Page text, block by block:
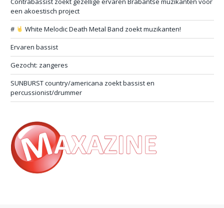
een akoestisch project
#
White Melodic Death Metal Band zoekt muzikanten!
Ervaren bassist
Gezocht: zangeres
SUNBURST country/americana zoekt bassist en
percussionist/drummer